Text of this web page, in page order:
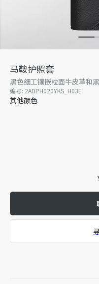
马鞍护照套
黑色细工镶嵌粒面牛皮革和
编号: 2ADPH020YKS_H03E
其他颜色